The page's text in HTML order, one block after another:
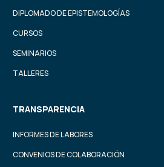
DIPLOMADO DE EPISTEMOLOGÍAS
CURSOS
SEMINARIOS
TALLERES
TRANSPARENCIA
INFORMES DE LABORES
CONVENIOS DE COLABORACIÓN